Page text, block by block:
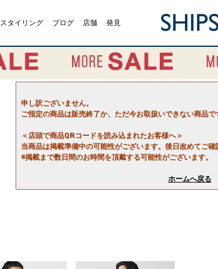
スタイリング ブログ 店舗 発見
申し訳ございません。
ご指定の商品は販売終了か、ただ今お取扱いできない商品で
＜店頭で商品QRコードを読み込まれたお客様へ＞
当商品は掲載準備中の可能性がございます。後日改めてご確
※掲載まで数日間のお時間を頂戴する可能性がございます。
ホームへ戻る